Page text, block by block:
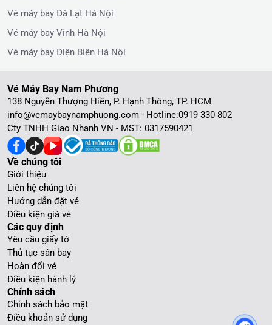
Vé máy bay Đà Lạt Hà Nội
Vé máy bay Vinh Hà Nội
Vé máy bay Điện Biên Hà Nội
Chính sách
Chính sách bảo mật
Điều khoản sử dụng
Các quy định
Yêu cầu giấy tờ
Thủ tục sân bay
Hoàn đổi vé
Điều kiện hành lý
Về chúng tôi
Giới thiệu
Liên hệ chúng tôi
Hướng dẫn đặt vé
Điều kiện giá vé
Vé Máy Bay Nam Phương
138 Nguyễn Thượng Hiền, P. Hạnh Thông, TP. HCM
info@vemaybaynamphuong.com - Hotline:0919 330 802
Cty TNHH Giao Nhanh VN - MST: 0317590421